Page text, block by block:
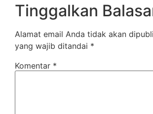
Tinggalkan
Alamat email Anda tidak akan
yang wajib ditandai *
Komentar *